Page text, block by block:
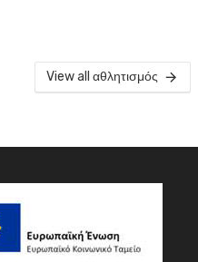
View all αθλητισμός